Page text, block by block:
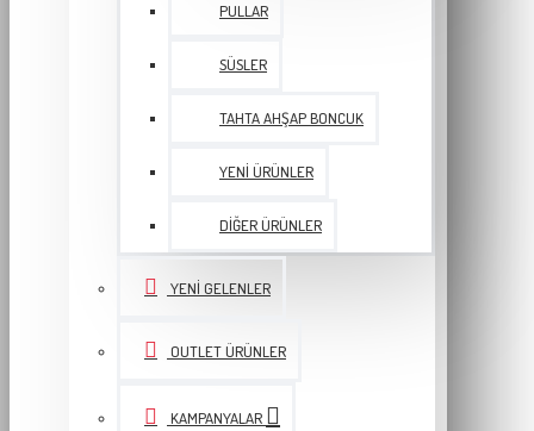
PULLAR
SÜSLER
TAHTA AHŞAP BONCUK
YENI ÜRÜNLER
DIĞER ÜRÜNLER
YENI GELENLER
OUTLET ÜRÜNLER
KAMPANYALAR